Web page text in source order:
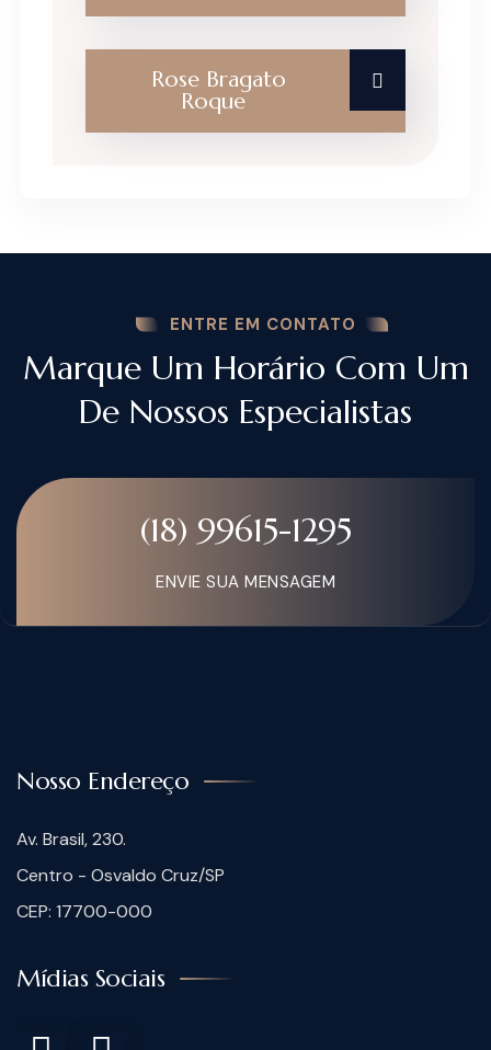
Rose Bragato
Roque
ENTRE EM CONTATO
Marque Um Horário Com Um
De Nossos Especialistas
(18) 99615-1295
ENVIE SUA MENSAGEM
Nosso Endereço
Av. Brasil, 230.
Centro - Osvaldo Cruz/SP
CEP: 17700-000
Mídias Sociais